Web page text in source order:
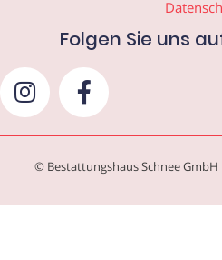
Folgen Sie uns
© Bestattungshaus Schnee